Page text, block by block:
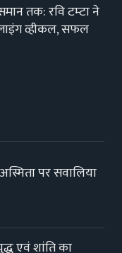
तक: रवि टम्टा ने
व्हीकल, सफल
पर सवालिया
एवं शांति का